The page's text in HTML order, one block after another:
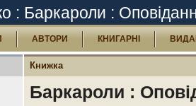
: Баркароли :
АВТОРИ КНИГАРНІ
Книжка
Баркароли :